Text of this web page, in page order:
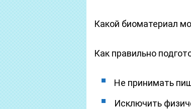
Какой биоматериал
Как правильно
Не принимать
Исключить